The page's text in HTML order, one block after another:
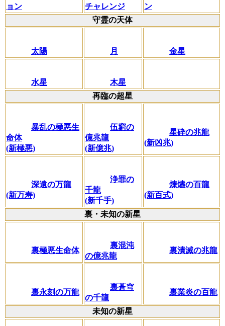
ョン
チャレンジ
ン
守霊の天体
太陽 月 金星
水星
木星
再臨の超星
暴乱の極悪生
命体
(新極悪)
伍窮の
億兆龍
(新億兆)
星砕の兆龍
(新凶兆)
深遠の万龍
(新万寿)
浄罪の
千龍
(新千手)
煉燼の百龍
(新百式)
裏・未知の新星
裏極悪生命体
裏混沌
の億兆龍
裏潰滅の兆龍
裏永刻の万龍
裏蒼穹
の千龍
裏業炎の百龍
未知の新星